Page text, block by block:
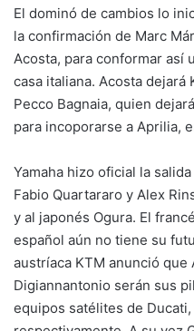
El dominó de cambios lo
la confirmación de Marc
Acosta, para conformar así
casa italiana. Acosta dejará
Pecco Bagnaia, quien
para incoporarse a Aprilia,
Yamaha hizo oficial la
Fabio Quartararo y Alex
y al japonés Ogura. El
español aún no tiene su
austríaca KTM anunció que
Digiannantonio serán sus
equipos satélites de